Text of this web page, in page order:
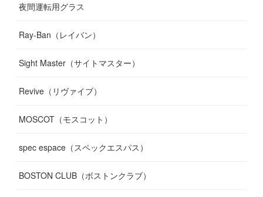
夜間運転用グラス
Ray-Ban（レイバン）
Sight Master（サイトマスター）
Revive（リヴァイブ）
MOSCOT（モスコット）
spec espace（スペックエスパス）
BOSTON CLUB（ボストンクラブ）